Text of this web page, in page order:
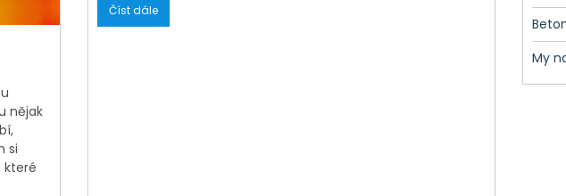
nějak
si
které
Číst dále
My